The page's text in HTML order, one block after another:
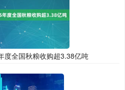
度全国秋粮收购超3.38亿吨